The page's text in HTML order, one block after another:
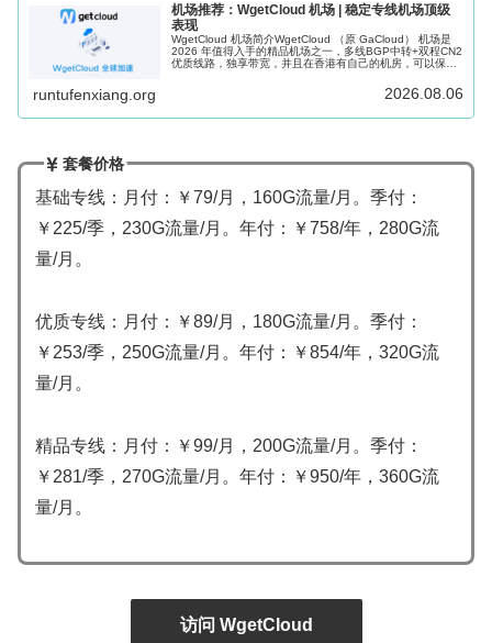
机场推荐：WgetCloud 机场 | 稳定专线机场顶级
表现
WgetCloud 机场简介WgetCloud （原 GaCloud） 机场是
2026 年值得入手的精品机场之一，多线BGP中转+双程CN2
优质线路，独享带宽，并且在香港有自己的机房，可以保证
runtufenxiang.org 2026.08.06
套餐价格
基础专线：月付：￥79/月，160G流量/月。季付：
￥225/季，230G流量/月。年付：￥758/年，280G流
量/月。
优质专线：月付：￥89/月，180G流量/月。季付：
￥253/季，250G流量/月。年付：￥854/年，320G流
量/月。
精品专线：月付：￥99/月，200G流量/月。季付：
￥281/季，270G流量/月。年付：￥950/年，360G流
量/月。
访问 WgetCloud